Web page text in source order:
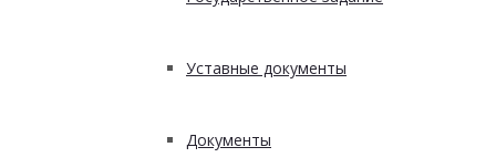
Уставные документы
Документы